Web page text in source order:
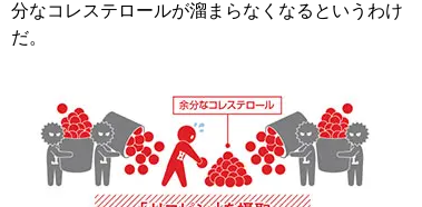
分なコレステロールが溜まらなくなるというわけ
だ。